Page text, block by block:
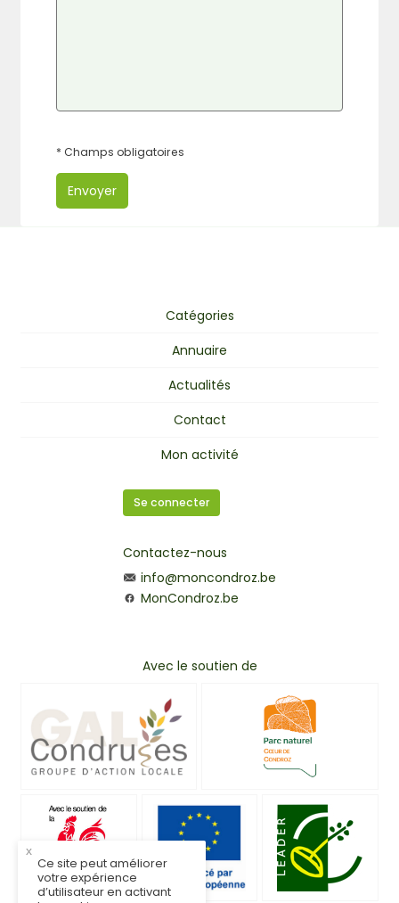
* Champs obligatoires
Envoyer
Catégories
Annuaire
Actualités
Contact
Mon activité
Se connecter
Contactez-nous
info@moncondroz.be
MonCondroz.be
Avec le soutien de
x
Ce site peut améliorer
votre expérience
d’utilisateur en activant